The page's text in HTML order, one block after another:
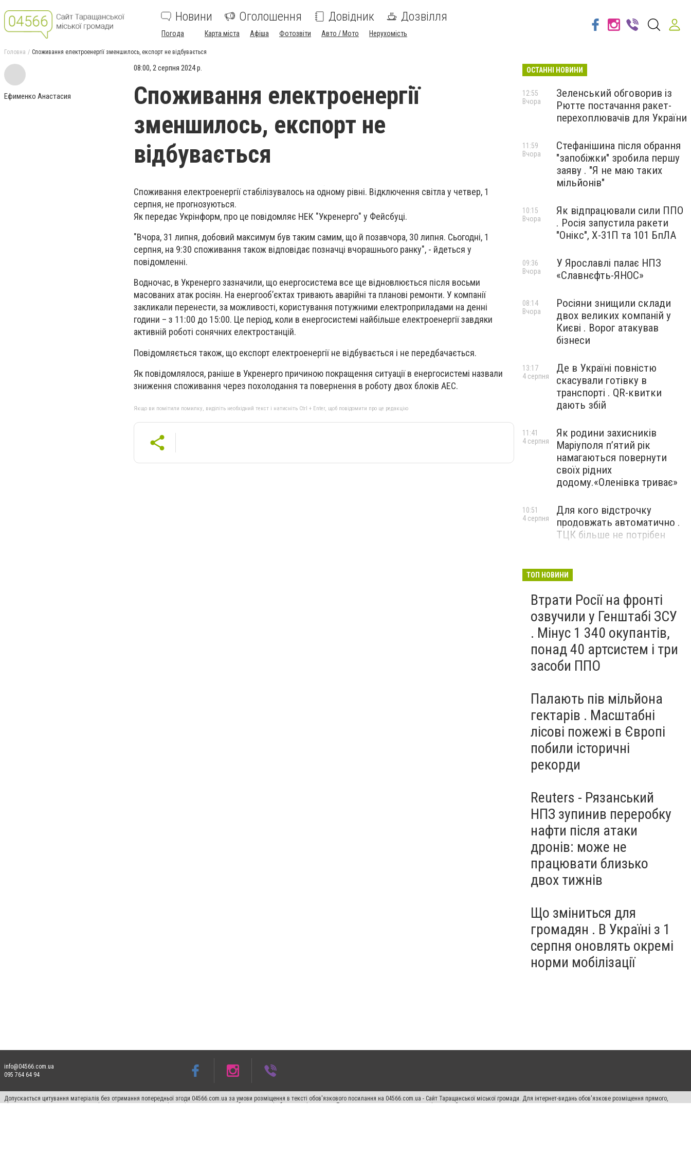
Новини Оголошення Довідник Дозвілля
Погода Карта міста Афіша Фотозвіти Авто / Мото Нерухомість
Головна Споживання електроенергії зменшилось, експорт не відбувається
Ефименко Анастасия
08:00, 2 серпня 2024 р.
Споживання електроенергії
зменшилось, експорт не
відбувається
Споживання електроенергії стабілізувалось на одному рівні. Відключення світла у четвер, 1
серпня, не прогнозуються.
Як передає Укрінформ, про це повідомляє НЕК "Укренерго" у Фейсбуці.
"Вчора, 31 липня, добовий максимум був таким самим, що й позавчора, 30 липня. Сьогодні, 1
серпня, на 9:30 споживання також відповідає позначці вчорашнього ранку", - йдеться у
повідомленні.
Водночас, в Укренерго зазначили, що енергосистема все ще відновлюється після восьми
масованих атак росіян. На енергооб’єктах тривають аварійні та планові ремонти. У компанії
закликали перенести, за можливості, користування потужними електроприладами на денні
години – з 11:00 до 15:00. Це період, коли в енергосистемі найбільше електроенергії завдяки
активній роботі сонячних електростанцій.
Повідомляється також, що експорт електроенергії не відбувається і не передбачається.
Як повідомлялося, раніше в Укренерго причиною покращення ситуації в енергосистемі назвали
зниження споживання через похолодання та повернення в роботу двох блоків АЕС.
Якщо ви помітили помилку, виділіть необхідний текст і натисніть Ctrl + Enter, щоб повідомити про це редакцію
ОСТАННІ НОВИНИ
Зеленський обговорив із
Рютте постачання ракет-
перехоплювачів для України
12:55
Вчора
Стефанішина після обрання
"запобіжки" зробила першу
заяву . "Я не маю таких
мільйонів"
11:59
Вчора
Як відпрацювали сили ППО
. Росія запустила ракети
"Онікс", Х-31П та 101 БпЛА
10:15
Вчора
У Ярославлі палає НПЗ
«Славнєфть-ЯНОС»
09:36
Вчора
Росіяни знищили склади
двох великих компаній у
Києві . Ворог атакував
бізнеси
08:14
Вчора
Де в Україні повністю
скасували готівку в
транспорті . QR-квитки
дають збій
13:17
4 серпня
Як родини захисників
Маріуполя пʼятий рік
намагаються повернути
своїх рідних
додому.«Оленівка триває»
11:41
4 серпня
Для кого відстрочку
продовжать автоматично .
ТЦК більше не потрібен
10:51
4 серпня
ТОП НОВИНИ
Втрати Росії на фронті
озвучили у Генштабі ЗСУ
. Мінус 1 340 окупантів,
понад 40 артсистем і три
засоби ППО
Палають пів мільйона
гектарів . Масштабні
лісові пожежі в Європі
побили історичні
рекорди
Reuters - Рязанський
НПЗ зупинив переробку
нафти після атаки
дронів: може не
працювати близько
двох тижнів
Що зміниться для
громадян . В Україні з 1
серпня оновлять окремі
норми мобілізації
info@04566.com.ua
095 764 64 94
Допускається цитування матеріалів без отримання попередньої згоди 04566.com.ua за умови розміщення в тексті обов'язкового посилання на 04566.com.ua - Cайт Таращанської міської громади. Для інтернет-видань обов'язкове розміщення прямого,
відкритого для пошукових систем гіперпосилання на цитовані статті не нижче другого абзацу в тексті або в якості джерела. Порушення виняткових прав переслідується Законом.